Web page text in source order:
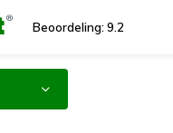
Beoordeling: 9.2